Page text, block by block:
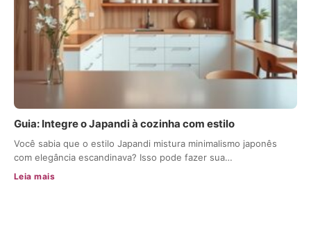
Guia: Integre o Japandi à cozinha com estilo
Você sabia que o estilo Japandi mistura minimalismo japonês
com elegância escandinava? Isso pode fazer sua…
Leia mais